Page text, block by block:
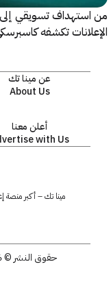
تسويقي إلى
تكشفه كاسبرسكي
عن مينا تك
About Us
أعلن معنا
Advertise with Us
مينا تك – أكبر منصة إعلامية
حقوق النشر © 2026 مينا تك. جميع الحقوق محفوظة.